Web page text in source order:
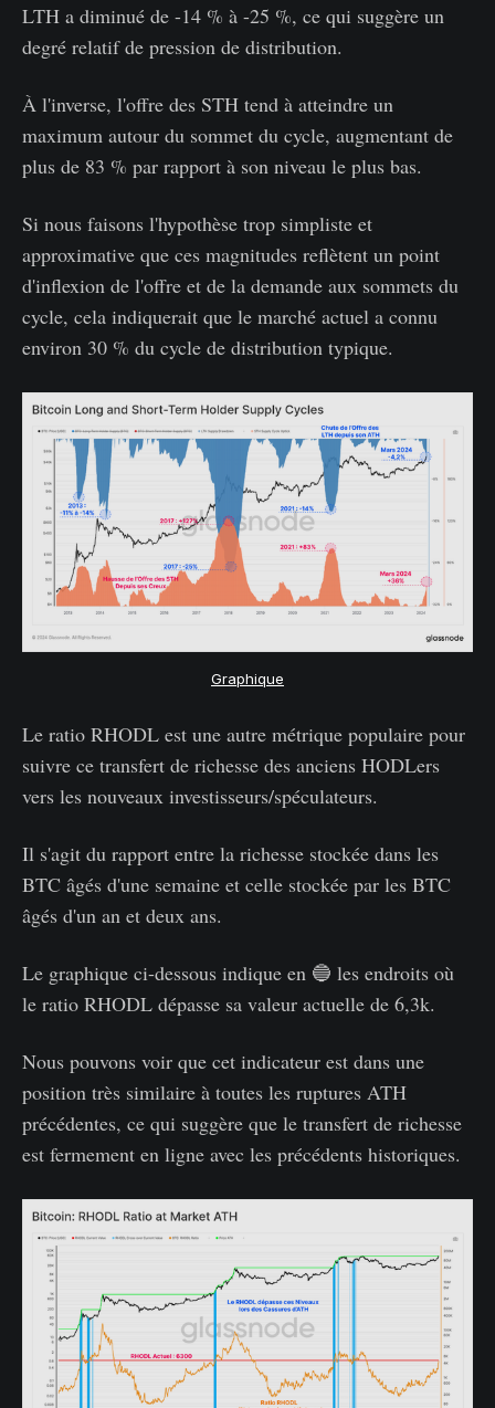
LTH a diminué de -14 % à -25 %, ce qui suggère un
degré relatif de pression de distribution.
À l'inverse, l'offre des STH tend à atteindre un
maximum autour du sommet du cycle, augmentant de
plus de 83 % par rapport à son niveau le plus bas.
Si nous faisons l'hypothèse trop simpliste et
approximative que ces magnitudes reflètent un point
d'inflexion de l'offre et de la demande aux sommets du
cycle, cela indiquerait que le marché actuel a connu
environ 30 % du cycle de distribution typique.
Graphique
Le ratio RHODL est une autre métrique populaire pour
suivre ce transfert de richesse des anciens HODLers
vers les nouveaux investisseurs/spéculateurs.
Il s'agit du rapport entre la richesse stockée dans les
BTC âgés d'une semaine et celle stockée par les BTC
âgés d'un an et deux ans.
Le graphique ci-dessous indique en 🔵 les endroits où
le ratio RHODL dépasse sa valeur actuelle de 6,3k.
Nous pouvons voir que cet indicateur est dans une
position très similaire à toutes les ruptures ATH
précédentes, ce qui suggère que le transfert de richesse
est fermement en ligne avec les précédents historiques.